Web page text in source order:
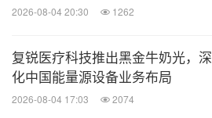
2026-08-04 20:30 1262
复锐医疗科技推出黑金牛奶光，深
化中国能量源设备业务布局
2026-08-04 17:03 2074